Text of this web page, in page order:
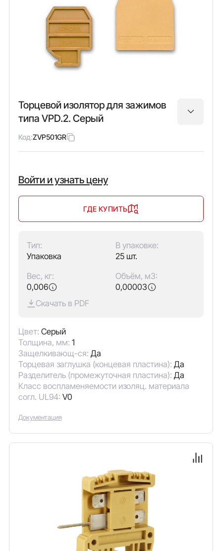
Торцевой изолятор для зажимов
типа VPD.2. Серый
Код:ZVP501GR
Войти и узнать цену
ГДЕ КУПИТЬ
Тип:
Упаковка
В упаковке:
25 шт.
Вес, кг:
0,006
Объём, м3:
0,00003
Скачать в PDF
Цвет: Серый
Толщина, мм: 1
Защелкивающ-ся: Да
Торцевая заглушка (концевая пластина): Да
Разделитель (промежуточная пластина): Да
Класс воспламеняемости изоляц. материала
согл. UL94: V0
Документация